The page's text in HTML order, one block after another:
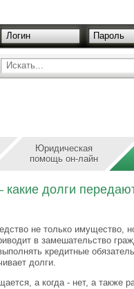
Искать...
Логин Пароль
Юридическая
помощь он-лайн
какие долги
не только имущество,
в замешательство
кредитные
долги.
а когда - нет, а также